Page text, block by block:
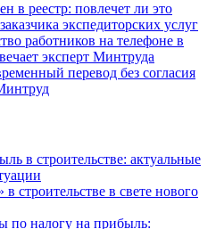
в реестр: повлечет ли это
экспедиторских услуг
работников на телефоне в
эксперт Минтруда
перевод без согласия
в строительстве: актуальные
строительстве в свете нового
по налогу на прибыль: